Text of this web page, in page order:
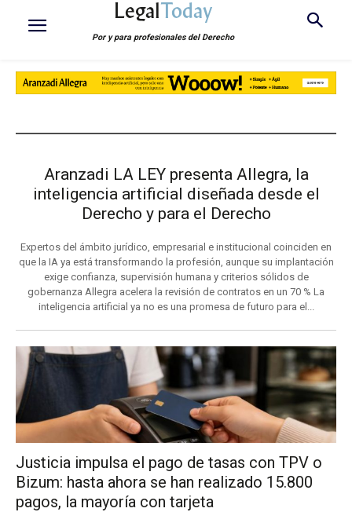
LegalToday
Por y para profesionales del Derecho
Aranzadi LA LEY presenta Allegra, la
inteligencia artificial diseñada desde el
Derecho y para el Derecho
Expertos del ámbito jurídico, empresarial e institucional coinciden en
que la IA ya está transformando la profesión, aunque su implantación
exige confianza, supervisión humana y criterios sólidos de
gobernanza Allegra acelera la revisión de contratos en un 70 % La
inteligencia artificial ya no es una promesa de futuro para el...
Justicia impulsa el pago de tasas con TPV o
Bizum: hasta ahora se han realizado 15.800
pagos, la mayoría con tarjeta